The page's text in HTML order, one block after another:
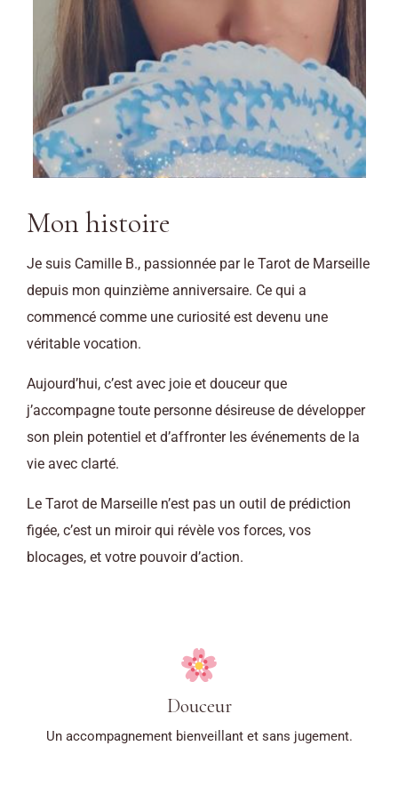
Mon histoire
Je suis Camille B., passionnée par le Tarot de Marseille
depuis mon quinzième anniversaire. Ce qui a
commencé comme une curiosité est devenu une
véritable vocation.
Aujourd’hui, c’est avec joie et douceur que
j’accompagne toute personne désireuse de développer
son plein potentiel et d’affronter les événements de la
vie avec clarté.
Le Tarot de Marseille n’est pas un outil de prédiction
figée, c’est un miroir qui révèle vos forces, vos
blocages, et votre pouvoir d’action.
Douceur
Un accompagnement bienveillant et sans jugement.